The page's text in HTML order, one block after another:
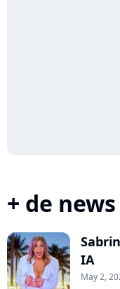
+ de news
IA
May 2,